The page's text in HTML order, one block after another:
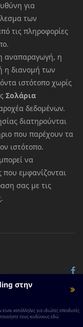
για
των
τις πληροφορίες
αναπαραγωγή, η
η διανομή των
ιστότοπο χωρίς
Σολάρια
δεδομένων.
διατηρούνται
που παρέχουν τα
ιστότοπο.
μπορεί να
που εμφανίζονται
σας με τις
στην
κατάλληλες για ιδιώτες επενδυτές·
τους κινδύνους εδώ: